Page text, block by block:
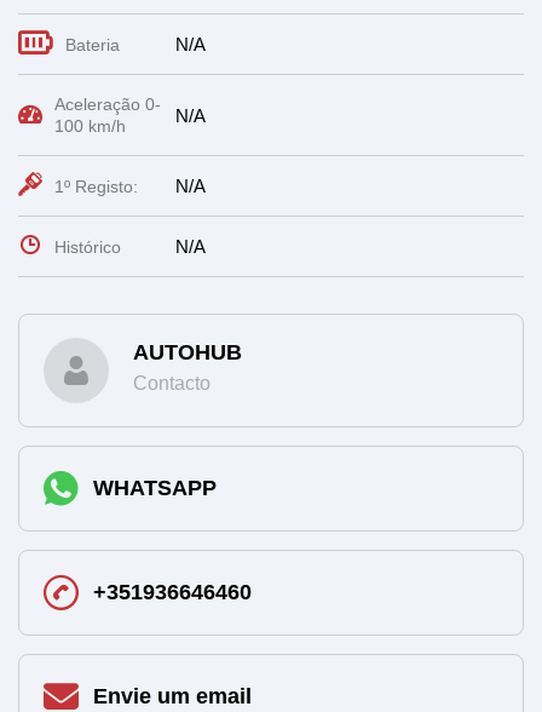
Bateria N/A
Aceleração 0-
100 km/h
N/A
1º Registo: N/A
Histórico N/A
AUTOHUB
Contacto
WHATSAPP
+351936646460
Envie um email